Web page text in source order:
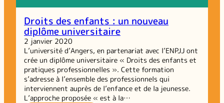
Droits des enfants : un nouveau
diplôme universitaire
2 janvier 2020
L’université d’Angers, en partenariat avec l’ENPJJ ont
crée un diplôme universitaire « Droits des enfants et
pratiques professionnelles ». Cette formation
s’adresse à l’ensemble des professionnels qui
interviennent auprès de l’enfance et de la jeunesse.
L’approche proposée « est à la…